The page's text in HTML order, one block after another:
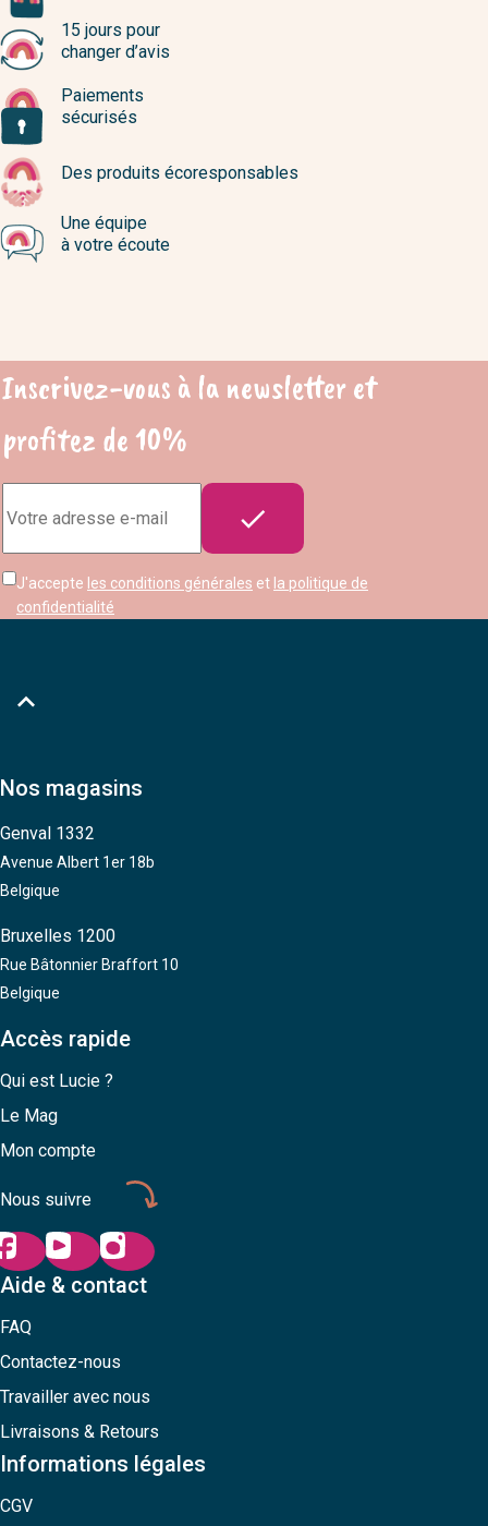
15 jours pour
changer d’avis
Paiements
sécurisés
Des produits écoresponsables
Une équipe
à votre écoute
Inscrivez-vous à la newsletter et
profitez de 10%
e-
mail

J'accepte les conditions générales et la politique de
confidentialité

Nos magasins
Genval 1332
Avenue Albert 1er 18b
Belgique
Bruxelles 1200
Rue Bâtonnier Braffort 10
Belgique
Accès rapide
Qui est Lucie ?
Le Mag
Mon compte
Nous suivre
Aide & contact
FAQ
Contactez-nous
Travailler avec nous
Livraisons & Retours
Informations légales
CGV